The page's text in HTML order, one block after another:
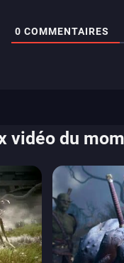
0 COMMENTAIRES
vidéo du